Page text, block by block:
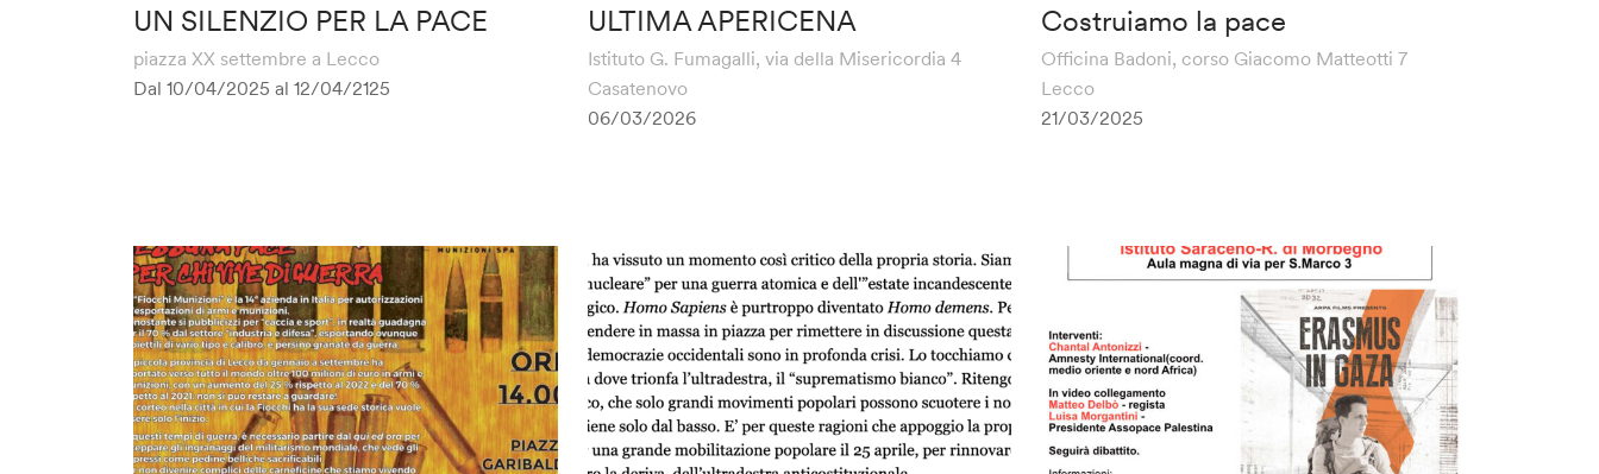
UN SILENZIO PER LA PACE
piazza XX settembre a Lecco
Dal 10/04/2025 al12/04/2125
ULTIMA APERICENA
Istituto G. Fumagalli, via della Misericordia 4
Casatenovo
06/03/2026
Costruiamo la pace
Officina Badoni, corso Giacomo Matteotti 7
Lecco
21/03/2025